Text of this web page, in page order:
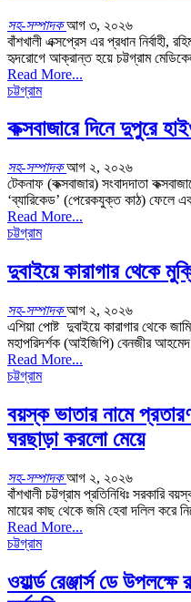
সহ-সম্পাদকআগ ৩, ২০২৬
বাঁশখালী এক্সপ্রেস এর প্রধান
হৃদরোগে আক্রান্ত হয়ে চট্টগ্রাম
Read More...
চট্টগ্রাম
কক্সবাজারে দিনে দুপুরে
সহ-সম্পাদকআগ ২, ২০২৬
টেকনাফ (কক্সবাজার) সংবাদদাতা
‘ব্যারিকেড’ (পেরেকযুক্ত কাঠ) ফেলে
Read More...
চট্টগ্রাম
দুবাইয়ে কারাগার থেকে
সহ-সম্পাদকআগ ২, ২০২৬
এশিয়া পোষ্ট দুবাইয়ে কারাগার থেকে
মহাপরিদর্শক (আইজিপি) বেনজীর
Read More...
চট্টগ্রাম
বয়স্ক ভাতার নামে
ঘরছাড়া করলো মেয়ে
সহ-সম্পাদকআগ ২, ২০২৬
বাঁশখালী চট্টগ্রাম প্রতিনিধিঃ সরকারি
মায়ের কাছ থেকে জমি হেবা দলিল করে
Read More...
চট্টগ্রাম
ওয়ার্ল্ড রেঞ্জার্স ডে